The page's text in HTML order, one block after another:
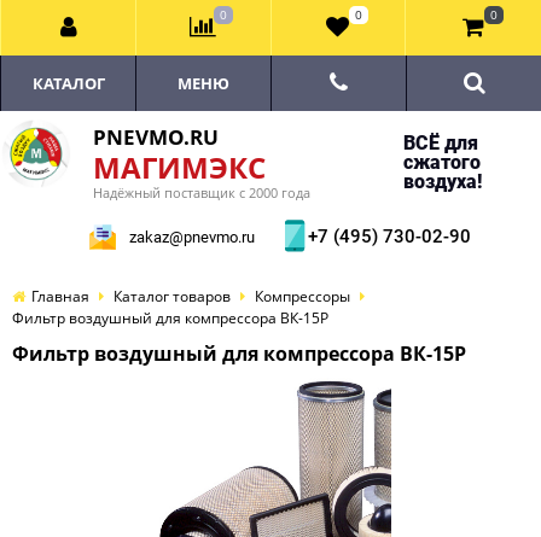
PNEVMO.RU
МАГИМЭКС
Надёжный поставщик с 2000 года
ВСЁ для
сжатого
воздуха!
zakaz@pnevmo.ru +7 (495) 730-02-90
КАТАЛОГ МЕНЮ
Главная Каталог товаров
Компрессоры
Фильтр воздушный для компрессора ВК-15Р
Фильтр воздушный для компрессора ВК-15Р
0 0 0